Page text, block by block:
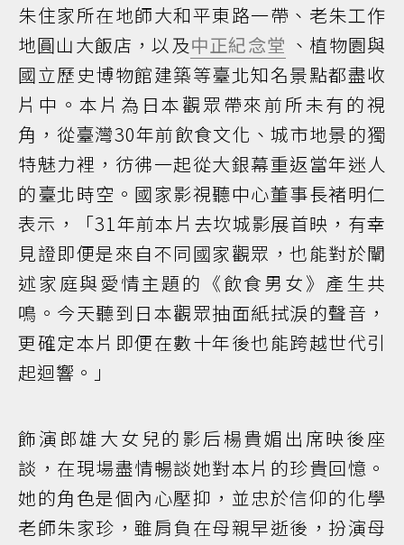
朱住家所在地師大和平東路一帶、老朱工作
地圓山大飯店，以及中正紀念堂 、植物園與
國立歷史博物館建築等臺北知名景點都盡收
片中。本片為日本觀眾帶來前所未有的視
角，從臺灣30年前飲食文化、城市地景的獨
特魅力裡，彷彿一起從大銀幕重返當年迷人
的臺北時空。國家影視聽中心董事長褚明仁
表示，「31年前本片去坎城影展首映，有幸
見證即便是來自不同國家觀眾，也能對於闡
述家庭與愛情主題的《飲食男女》產生共
鳴。今天聽到日本觀眾抽面紙拭淚的聲音，
更確定本片即便在數十年後也能跨越世代引
起迴響。」
飾演郎雄大女兒的影后楊貴媚出席映後座
談，在現場盡情暢談她對本片的珍貴回憶。
她的角色是個內心壓抑，並忠於信仰的化學
老師朱家珍，雖肩負在母親早逝後，扮演母